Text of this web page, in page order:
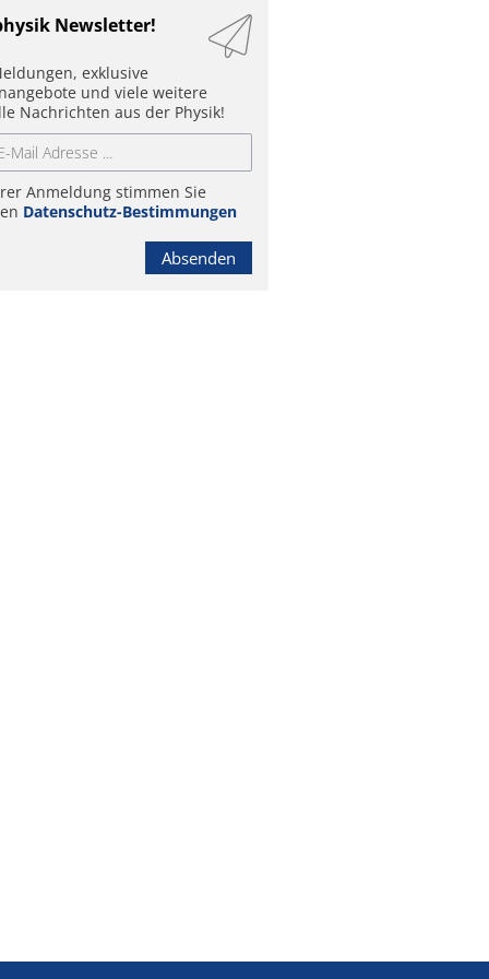
Newsletter!
exklusive
und viele weitere
Nachrichten aus der Physik!
Anmeldung stimmen Sie
Datenschutz-Bestimmungen
Absenden